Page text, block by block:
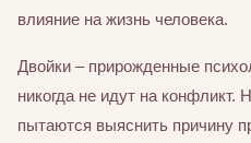
влияние на жизнь человека.
Двойки – прирожденные
никогда не идут на конфликт.
пытаются выяснить причину